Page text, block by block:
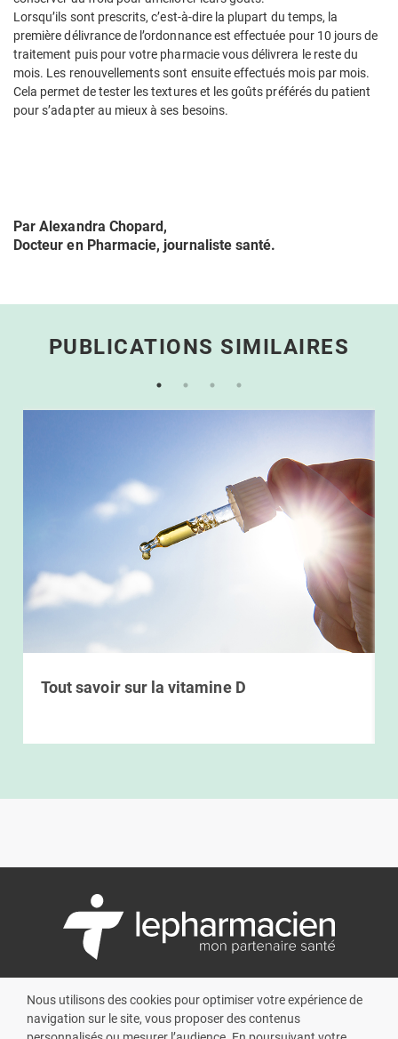
Lorsqu’ils sont prescrits, c’est-à-dire la plupart du temps, la
première délivrance de l’ordonnance est effectuée pour 10 jours de
traitement puis pour votre pharmacie vous délivrera le reste du
mois. Les renouvellements sont ensuite effectués mois par mois.
Cela permet de tester les textures et les goûts préférés du patient
pour s’adapter au mieux à ses besoins.
Par Alexandra Chopard,
Docteur en Pharmacie, journaliste santé.
PUBLICATIONS SIMILAIRES
Tout savoir sur la vitamine D
L’écosystème
À propos
Cadre légal
Mentions légales
Nous utilisons des cookies pour optimiser votre expérience de
navigation sur le site, vous proposer des contenus